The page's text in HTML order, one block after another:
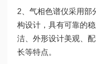
2、气相色谱仪采用部
构设计，具有可靠的
洁、外形设计美观、
长等特点。